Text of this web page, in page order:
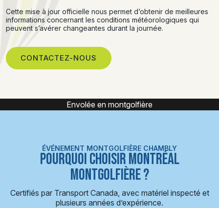
Cette mise à jour officielle nous permet d’obtenir de meilleures
informations concernant les conditions météorologiques qui
peuvent s’avérer changeantes durant la journée.
CONTACTEZ-NOUS
Expérience montgolfière
ÉVÉNEMENT MONTGOLFIÈRE CHAMBLY
POURQUOI CHOISIR MONTRÉAL
MONTGOLFIÈRE ?
Certifiés par Transport Canada, avec matériel inspecté et
plusieurs années d’expérience.